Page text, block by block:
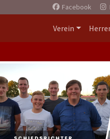
Facebook
Verein